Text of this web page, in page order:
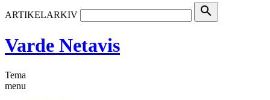
ARTIKELARKIV search
Varde Netavis
Tema
menu